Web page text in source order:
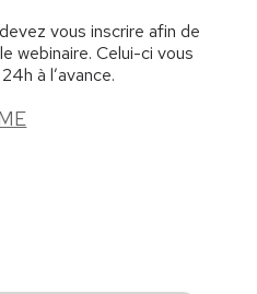
vous inscrire afin de
webinaire. Celui-ci vous
à l’avance.